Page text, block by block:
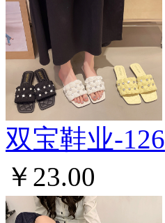
双宝鞋业-126
￥23.00